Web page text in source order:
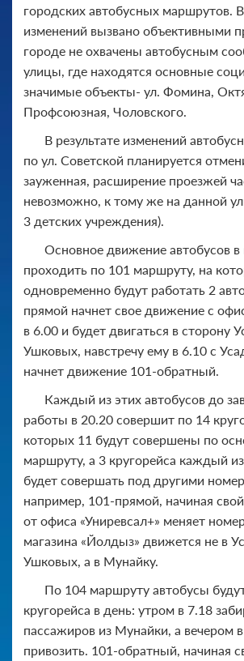
городских автобусных маршрутов.
изменений вызвано объективными
городе не охвачены автобусным
улицы, где находятся основные
значимые объекты- ул. Фомина,
Профсоюзная, Чоловского.
В результате изменений
по ул. Советской планируется
зауженная, расширение проезжей
невозможно, к тому же на данной
3 детских учреждения).
Основное движение автобусов в
проходить по 101 маршруту, на
одновременно будут работать 2
прямой начнет свое движение с
в 6.00 и будет двигаться в сторону
Ушковых, навстречу ему в 6.10 с
начнет движение 101-обратный.
Каждый из этих автобусов до
работы в 20.20 совершит по 14
которых 11 будут совершены по
маршруту, а 3 кругорейса каждый
будет совершать под другими
например, 101-прямой, начиная
от офиса «Униревсал+» меняет
магазина «Йолдыз» движется не в
Ушковых, а в Мунайку.
По 104 маршруту автобусы
кругорейса в день: утром в 7.18
пассажиров из Мунайки, а вечером
привозить. 101-обратный, начиная